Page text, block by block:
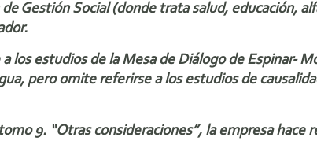
de Gestión Social (donde trata salud, educación,
los estudios de la Mesa de Diálogo de Espinar-
pero omite referirse a los estudios de
9. “Otras consideraciones”, la empresa